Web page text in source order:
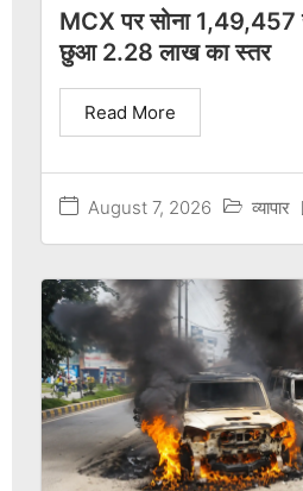
MCX पर सोना 1,49,457
छुआ 2.28 लाख का स्तर
August 7, 2026 व्यापार
Read More